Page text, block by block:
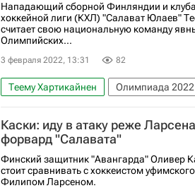
Нападающий сборной Финляндии и
хоккейной лиги (КХЛ) "Салават Юлаев"
считает свою национальную команду
Олимпийских...
3 февраля 2022, 13:31 82
Теему Хартикайнен Олимпиада 2022
Каски: иду в атаку реже
форвард "Салавата"
Финский защитник "Авангарда" Оливер
стоит сравнивать с хоккеистом
Филипом Ларсеном.